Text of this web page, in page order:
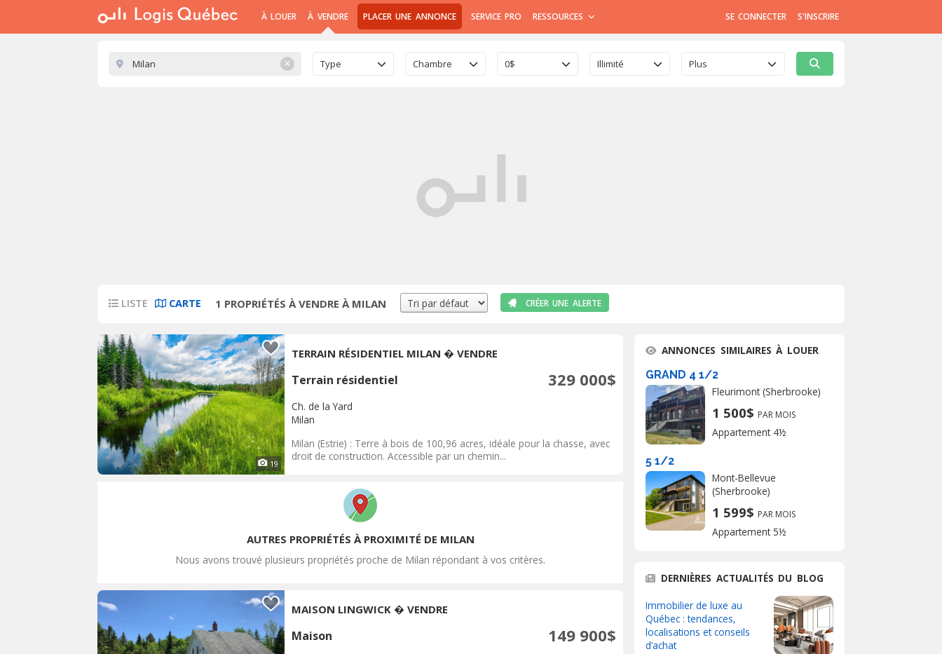
À LOUER À VENDRE PLACER UNE ANNONCE SERVICE PRO RESSOURCES SE CONNECTER S'INSCRIRE
✕ Type Chambre 0$ Illimité Plus
LISTE CARTE 1 PROPRIÉTÉS À VENDRE À MILAN CRÉER UNE ALERTE
19
TERRAIN RÉSIDENTIEL MILAN � VENDRE
Terrain résidentiel 329 000$
Ch. de la Yard
Milan
Milan (Estrie) : Terre à bois de 100,96 acres, idéale pour la chasse, avec
droit de construction. Accessible par un chemin...
AUTRES PROPRIÉTÉS À PROXIMITÉ DE MILAN
Nous avons trouvé plusieurs propriétés proche de Milan répondant à vos critères.
MAISON LINGWICK � VENDRE
Maison 149 900$
ANNONCES SIMILAIRES À LOUER
GRAND 4 1/2
Fleurimont (Sherbrooke)
1 500$ PAR MOIS
Appartement 4½
5 1/2
Mont-Bellevue
(Sherbrooke)
1 599$ PAR MOIS
Appartement 5½
DERNIÈRES ACTUALITÉS DU BLOG
Immobilier de luxe au
Québec : tendances,
localisations et conseils
d’achat